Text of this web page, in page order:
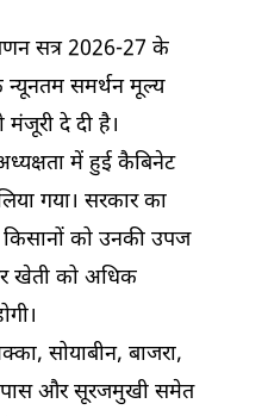
सत्र 2026-27 के
समर्थन मूल्य
मंजूरी दे दी है।
अध्यक्षता में हुई कैबिनेट
गया। सरकार का
को उनकी उपज
खेती को अधिक
सोयाबीन, बाजरा,
और सूरजमुखी समेत